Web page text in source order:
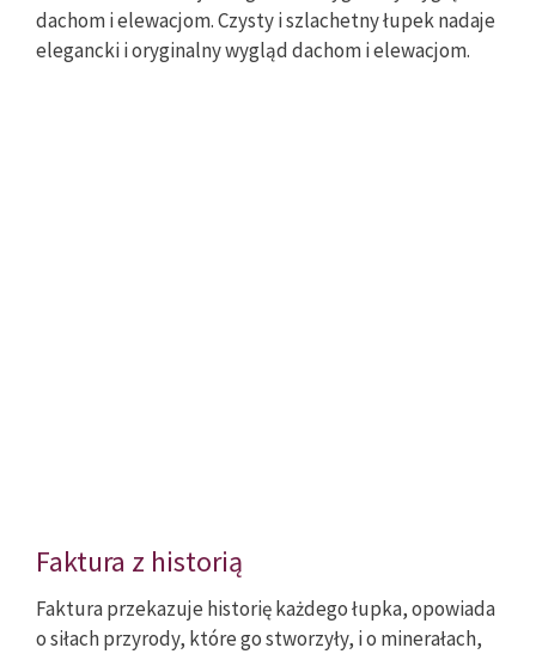
dachom i elewacjom. Czysty i szlachetny łupek nadaje
elegancki i oryginalny wygląd dachom i elewacjom.
Faktura z historią
Faktura przekazuje historię każdego łupka, opowiada
o siłach przyrody, które go stworzyły, i o minerałach,